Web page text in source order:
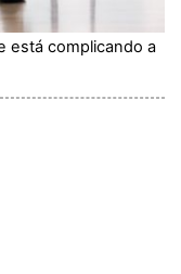
está complicando a